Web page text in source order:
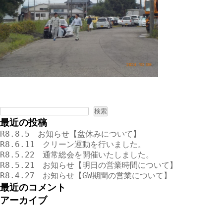
検
索:
最近の投稿
R8.8.5 お知らせ【盆休みについて】
R8.6.11 クリーン運動を行いました。
R8.5.22 通常総会を開催いたしました。
R8.5.21 お知らせ【明日の営業時間について】
R8.4.27 お知らせ【GW期間の営業について】
最近のコメント
アーカイブ